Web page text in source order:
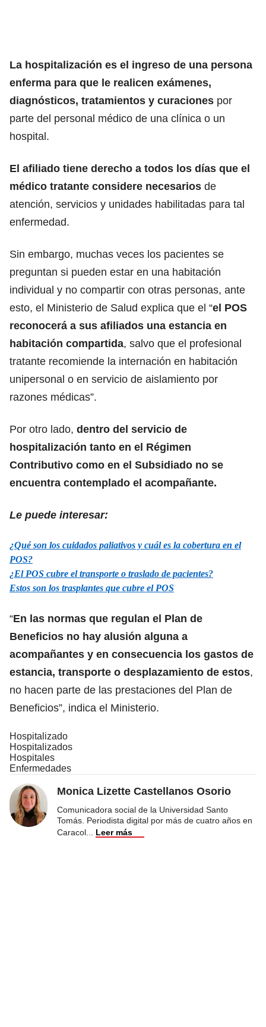
La hospitalización es el ingreso de una persona
enferma para que le realicen exámenes,
diagnósticos, tratamientos y curaciones por
parte del personal médico de una clínica o un
hospital.
El afiliado tiene derecho a todos los días que el
médico tratante considere necesarios de
atención, servicios y unidades habilitadas para tal
enfermedad.
Sin embargo, muchas veces los pacientes se
preguntan si pueden estar en una habitación
individual y no compartir con otras personas, ante
esto, el Ministerio de Salud explica que el “el POS
reconocerá a sus afiliados una estancia en
habitación compartida, salvo que el profesional
tratante recomiende la internación en habitación
unipersonal o en servicio de aislamiento por
razones médicas”.
Por otro lado, dentro del servicio de
hospitalización tanto en el Régimen
Contributivo como en el Subsidiado no se
encuentra contemplado el acompañante.
Le puede interesar:
¿Qué son los cuidados paliativos y cuál es la cobertura en el
POS?
¿El POS cubre el transporte o traslado de pacientes?
Estos son los trasplantes que cubre el POS
“En las normas que regulan el Plan de
Beneficios no hay alusión alguna a
acompañantes y en consecuencia los gastos de
estancia, transporte o desplazamiento de estos,
no hacen parte de las prestaciones del Plan de
Beneficios”, indica el Ministerio.
Hospitalizado
Hospitalizados
Hospitales
Enfermedades
Monica Lizette Castellanos Osorio
Comunicadora social de la Universidad Santo
Tomás. Periodista digital por más de cuatro años en
Caracol
Leer más